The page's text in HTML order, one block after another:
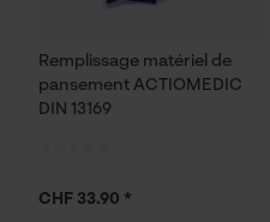
Remplissage matériel de
pansement ACTIOMEDIC
DIN 13169
CHF 33.90 *